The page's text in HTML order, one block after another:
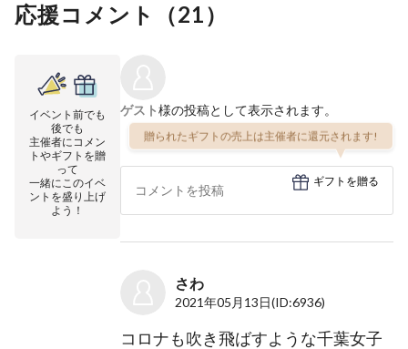
応援コメント（21）
イベント前でも
後でも
主催者にコメン
トやギフトを贈
って
一緒にこのイベ
ントを盛り上げ
よう！
ゲスト様の投稿として表示されます。
贈られたギフトの売上は主催者に還元されます!
ギフトを贈る
さわ
2021年05月13日(ID:6936)
コロナも吹き飛ばすような千葉女子